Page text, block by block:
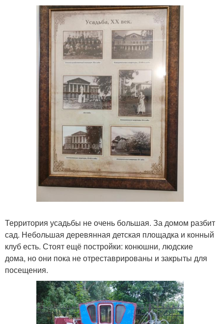
Территория усадьбы не очень большая. За домом разбит
сад. Небольшая деревянная детская площадка и конный
клуб есть. Стоят ещё постройки: конюшни, людские
дома, но они пока не отреставрированы и закрыты для
посещения.